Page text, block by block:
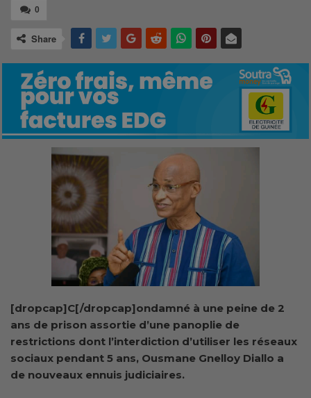
0
Share
[dropcap]C[/dropcap]ondamné à une peine de 2
ans de prison assortie d’une panoplie de
restrictions dont l’interdiction d’utiliser les réseaux
sociaux pendant 5 ans, Ousmane Gnelloy Diallo a
de nouveaux ennuis judiciaires.